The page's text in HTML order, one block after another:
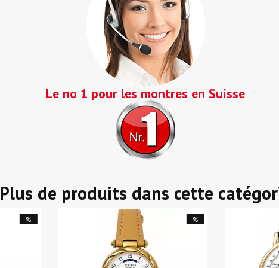
Le no 1 pour les montres en Suisse
Plus de produits dans cette
%